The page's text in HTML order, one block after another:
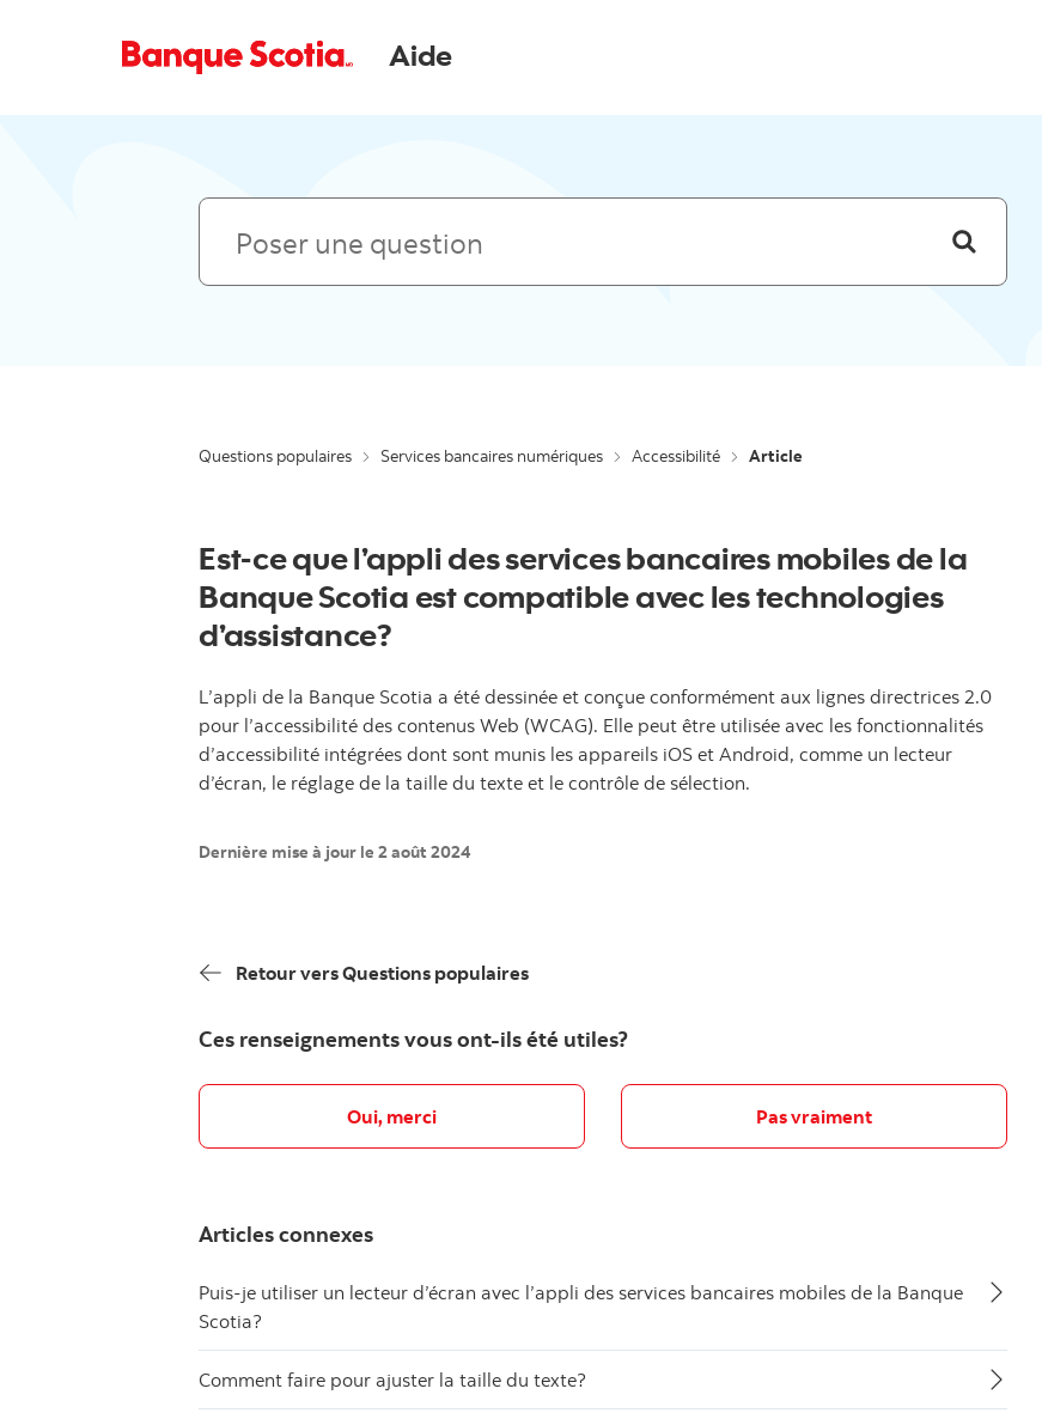
Aide
Poser une question
Questions populaires Services bancaires numériques Accessibilité Article
Est-ce que l’appli des services bancaires mobiles de la
Banque Scotia est compatible avec les technologies
d’assistance?
L’appli de la Banque Scotia a été dessinée et conçue conformément aux lignes directrices 2.0
pour l’accessibilité des contenus Web (WCAG). Elle peut être utilisée avec les fonctionnalités
d’accessibilité intégrées dont sont munis les appareils iOS et Android, comme un lecteur
d’écran, le réglage de la taille du texte et le contrôle de sélection.
Dernière mise à jour le 2 août 2024
Retour vers Questions populaires
Ces renseignements vous ont-ils été utiles?
Oui, merci Pas vraiment
Articles connexes
Puis-je utiliser un lecteur d’écran avec l’appli des services bancaires mobiles de la Banque
Scotia?
Comment faire pour ajuster la taille du texte?